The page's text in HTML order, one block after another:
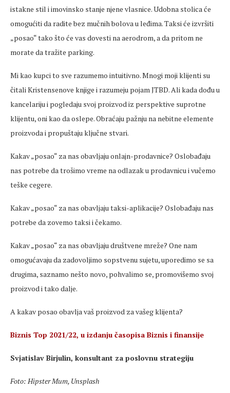
istakne stil i imovinsko stanje njene vlasnice. Udobna stolica će
omogućiti da radite bez mučnih bolova u leđima. Taksi će izvršiti
„posao“ tako što će vas dovesti na aerodrom, a da pritom ne
morate da tražite parking.
Mi kao kupci to sve razumemo intuitivno. Mnogi moji klijenti su
čitali Kristensenove knjige i razumeju pojam JTBD. Ali kada dođu u
kancelariju i pogledaju svoj proizvod iz perspektive suprotne
klijentu, oni kao da oslepe. Obraćaju pažnju na nebitne elemente
proizvoda i propuštaju ključne stvari.
Kakav „posao“ za nas obavljaju onlajn-prodavnice? Oslobađaju
nas potrebe da trošimo vreme na odlazak u prodavnicu i vučemo
teške cegere.
Kakav „posao“ za nas obavljaju taksi-aplikacije? Oslobađaju nas
potrebe da zovemo taksi i čekamo.
Kakav „posao“ za nas obavljaju društvene mreže? One nam
omogućavaju da zadovoljimo sopstvenu sujetu, uporedimo se sa
drugima, saznamo nešto novo, pohvalimo se, promovišemo svoj
proizvod i tako dalje.
A kakav posao obavlja vaš proizvod za vašeg klijenta?
Biznis Top 2021/22, u izdanju časopisa Biznis i finansije
Svjatislav Birjulin, konsultant za poslovnu strategiju
Foto: Hipster Mum, Unsplash